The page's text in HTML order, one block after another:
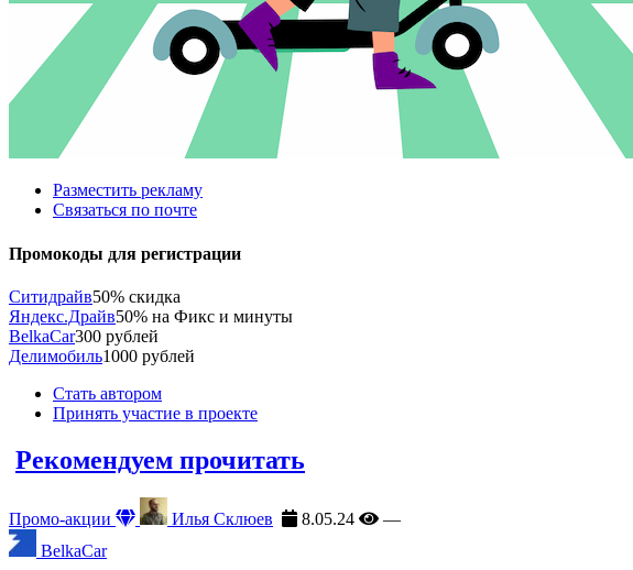
Разместить рекламу
Связаться по почте
Промокоды для регистрации
Ситидрайв50% скидка
Яндекс.Драйв50% на Фикс и минуты
BelkaCar300 рублей
Делимобиль1000 рублей
Стать автором
Принять участие в проекте
Рекомендуем прочитать
Промо-акции Илья Склюев 8.05.24
—
BelkaCar